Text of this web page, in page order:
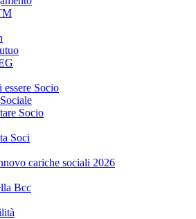
Socio
Socio
Soci
cariche sociali 2026
Bcc